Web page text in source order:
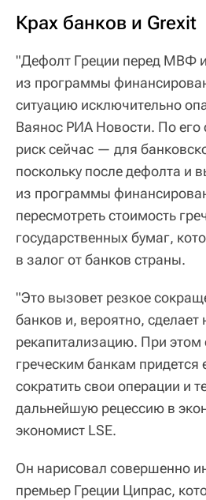
Крах банков и Grexit
"Дефолт Греции перед МВФ
из программы
ситуацию исключительно
Ваянос РИА Новости. По его
риск сейчас — для
поскольку после дефолта и
из программы
пересмотреть стоимость
государственных бумаг,
в залог от банков страны.
"Это вызовет резкое
банков и, вероятно,
рекапитализацию. При этом
греческим банкам
сократить свои операции и
дальнейшую рецессию в
экономист LSE.
Он нарисовал совершенно
премьер Греции Ципрас,